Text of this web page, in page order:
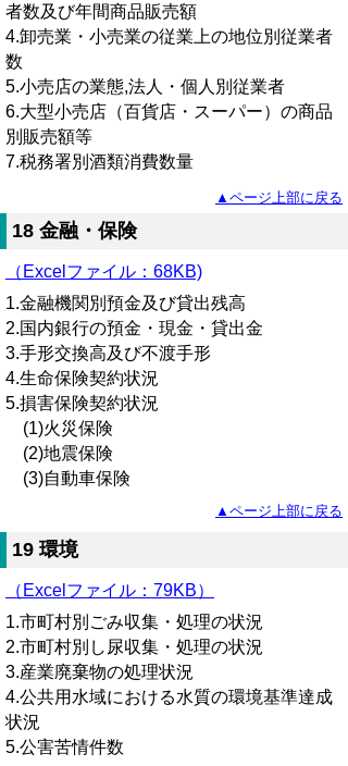
者数及び年間商品販売額
4.卸売業・小売業の従業上の地位別従業者
数
5.小売店の業態,法人・個人別従業者
6.大型小売店（百貨店・スーパー）の商品
別販売額等
7.税務署別酒類消費数量
▲ページ上部に戻る
18 金融・保険
（Excelファイル：68KB)
1.金融機関別預金及び貸出残高
2.国内銀行の預金・現金・貸出金
3.手形交換高及び不渡手形
4.生命保険契約状況
5.損害保険契約状況
(1)火災保険
(2)地震保険
(3)自動車保険
▲ページ上部に戻る
19 環境
（Excelファイル：79KB）
1.市町村別ごみ収集・処理の状況
2.市町村別し尿収集・処理の状況
3.産業廃棄物の処理状況
4.公共用水域における水質の環境基準達成
状況
5.公害苦情件数